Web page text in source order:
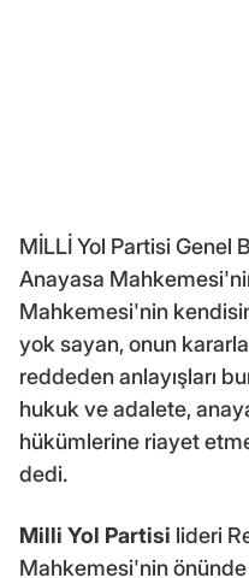
MİLLİ Yol Partisi Genel
Anayasa
Mahkemesi'nin
yok sayan, onun
reddeden anlayışları
hukuk ve adalete,
hükümlerine riayet
dedi.
Milli Yol Partisi lideri
Mahkemesi'nin